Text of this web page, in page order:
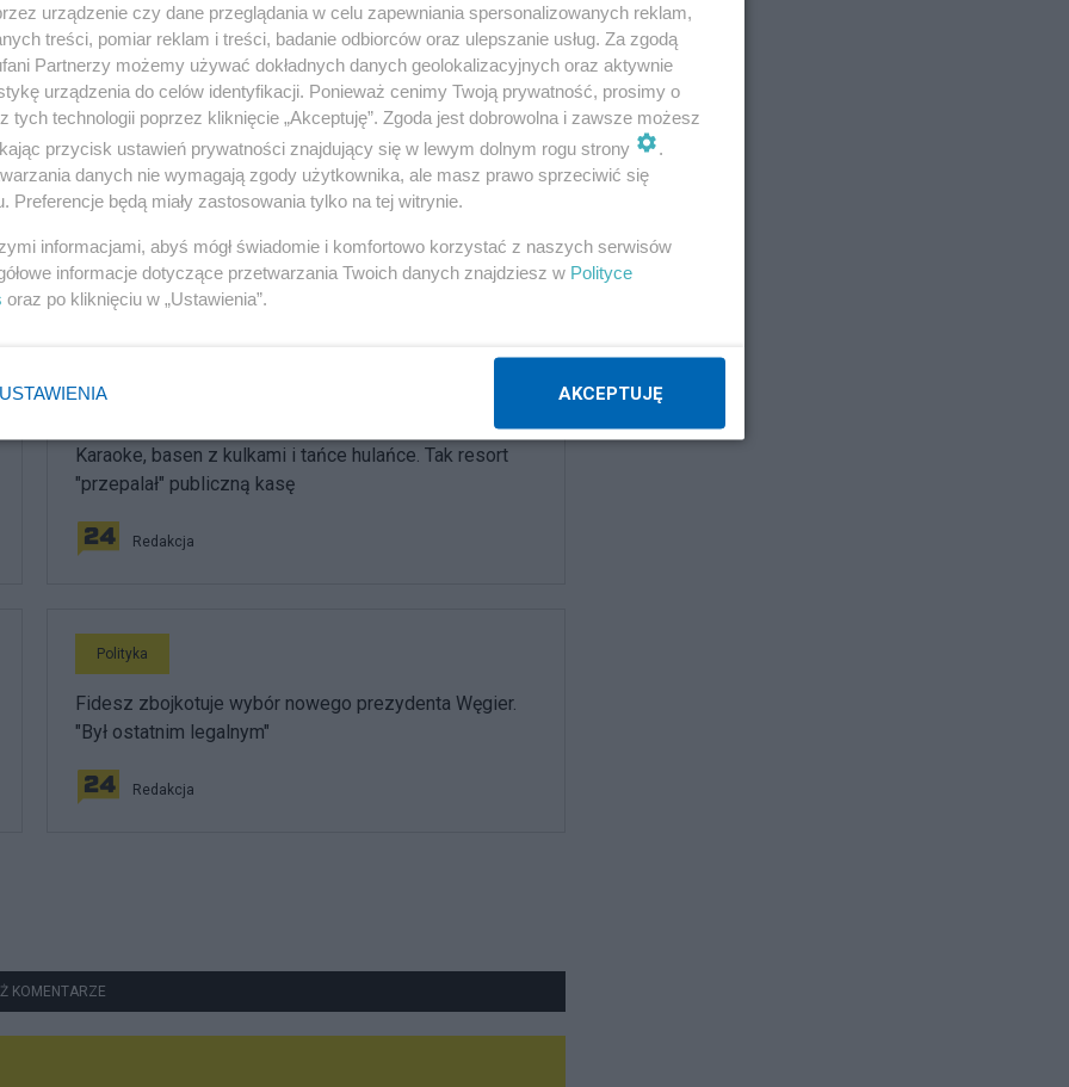
Duda powstańcom warszawskim: "kochani, warto było
nie musi patrzeć na polskich i europejskich polityków
Obserwuj notkę
Polityka
Karaoke, basen z kulkami i tańce hulańce. Tak resort
"przepalał" publiczną kasę
Redakcja
Polityka
Fidesz zbojkotuje wybór nowego prezydenta Węgier.
"Był ostatnim legalnym"
Redakcja
KOMENTARZE
urządzenie czy dane przeglądania w celu zapewniania spersonalizowanych reklam,
treści, pomiar reklam i treści, badanie odbiorców oraz ulepszanie usług. Za zgodą
Partnerzy możemy używać dokładnych danych geolokalizacyjnych oraz aktywnie
urządzenia do celów identyfikacji. Ponieważ cenimy Twoją prywatność, prosimy o
tych technologii poprzez kliknięcie „Akceptuję”. Zgoda jest dobrowolna i zawsze możesz
przycisk ustawień prywatności znajdujący się w lewym dolnym rogu strony
danych nie wymagają zgody użytkownika, ale masz prawo sprzeciwić się
Preferencje będą miały zastosowania tylko na tej witrynie.
informacjami, abyś mógł świadomie i komfortowo korzystać z naszych serwisów
informacje dotyczące przetwarzania Twoich danych znajdziesz w Polityce
oraz po kliknięciu w „Ustawienia”.
USTAWIENIA AKCEPTUJĘ